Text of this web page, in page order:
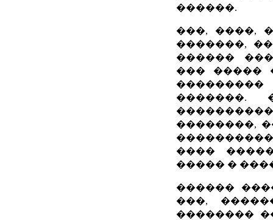
������.
���, ����,
�������,
������
��� �����
��������,
����
����� �
������
���,
��������